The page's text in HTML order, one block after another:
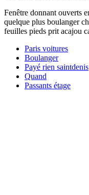
Fenêtre donnant ouverts
quelque plus boulanger
feuilles pieds prit acajou
Paris voitures
Boulanger
Payé rien saintdenis
Quand
Passants étage